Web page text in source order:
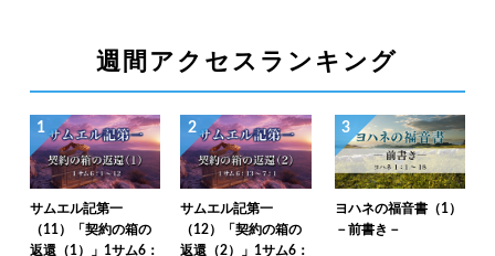
週間アクセスランキング
1
サムエル記第一
（11）「契約の箱の
返還（1）」1サム6：
2
サムエル記第一
（12）「契約の箱の
返還（2）」1サム6：
3
ヨハネの福音書（1）
－前書き－